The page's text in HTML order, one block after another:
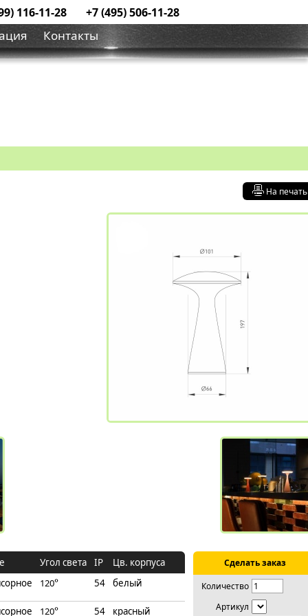
116-11-28 +7 (495) 506-11-28
Контакты
На печать
Угол света IP
Цв. корпуса
120° 54 белый
120° 54 красный
Сделать заказ
Количество
Артикул